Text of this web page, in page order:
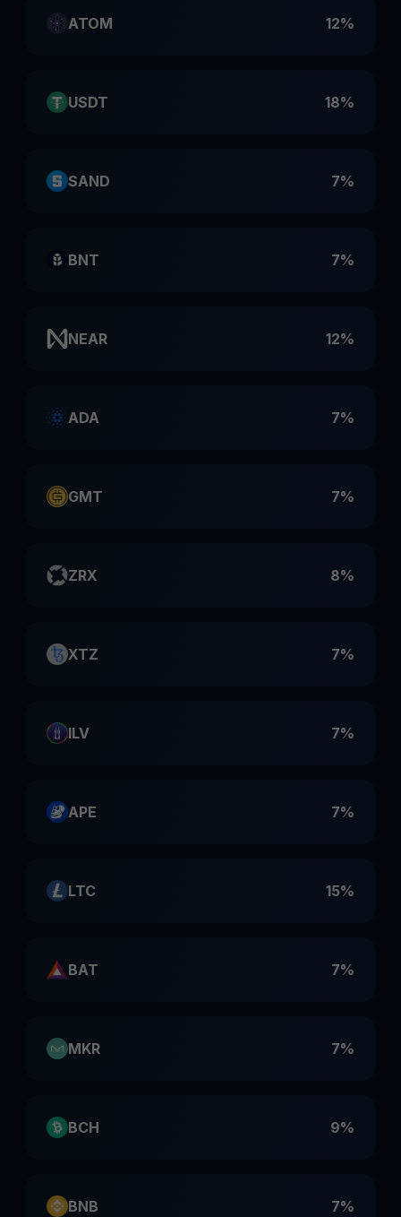
ATOM 12%
USDT 18%
SAND 7%
BNT 7%
NEAR 12%
ADA 7%
GMT 7%
ZRX 8%
XTZ 7%
ILV 7%
APE 7%
LTC 15%
BAT 7%
MKR 7%
BCH 9%
BNB 7%